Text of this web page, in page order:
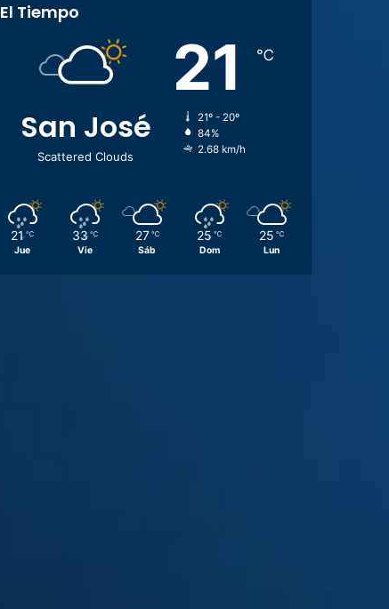
El Tiempo
San José
Scattered Clouds
21 ℃
21º - 20º
84%
2.68 km/h
21 ℃
Jue
33 ℃
Vie
27 ℃
Sáb
25 ℃
Dom
25 ℃
Lun